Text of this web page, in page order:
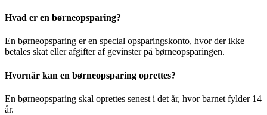
Hvad er en børneopsparing?
En børneopsparing er en special opsparingskonto, hvor der ikke
betales skat eller afgifter af gevinster på børneopsparingen.
Hvornår kan en børneopsparing oprettes?
En børneopsparing skal oprettes senest i det år, hvor barnet fylder 14
år.